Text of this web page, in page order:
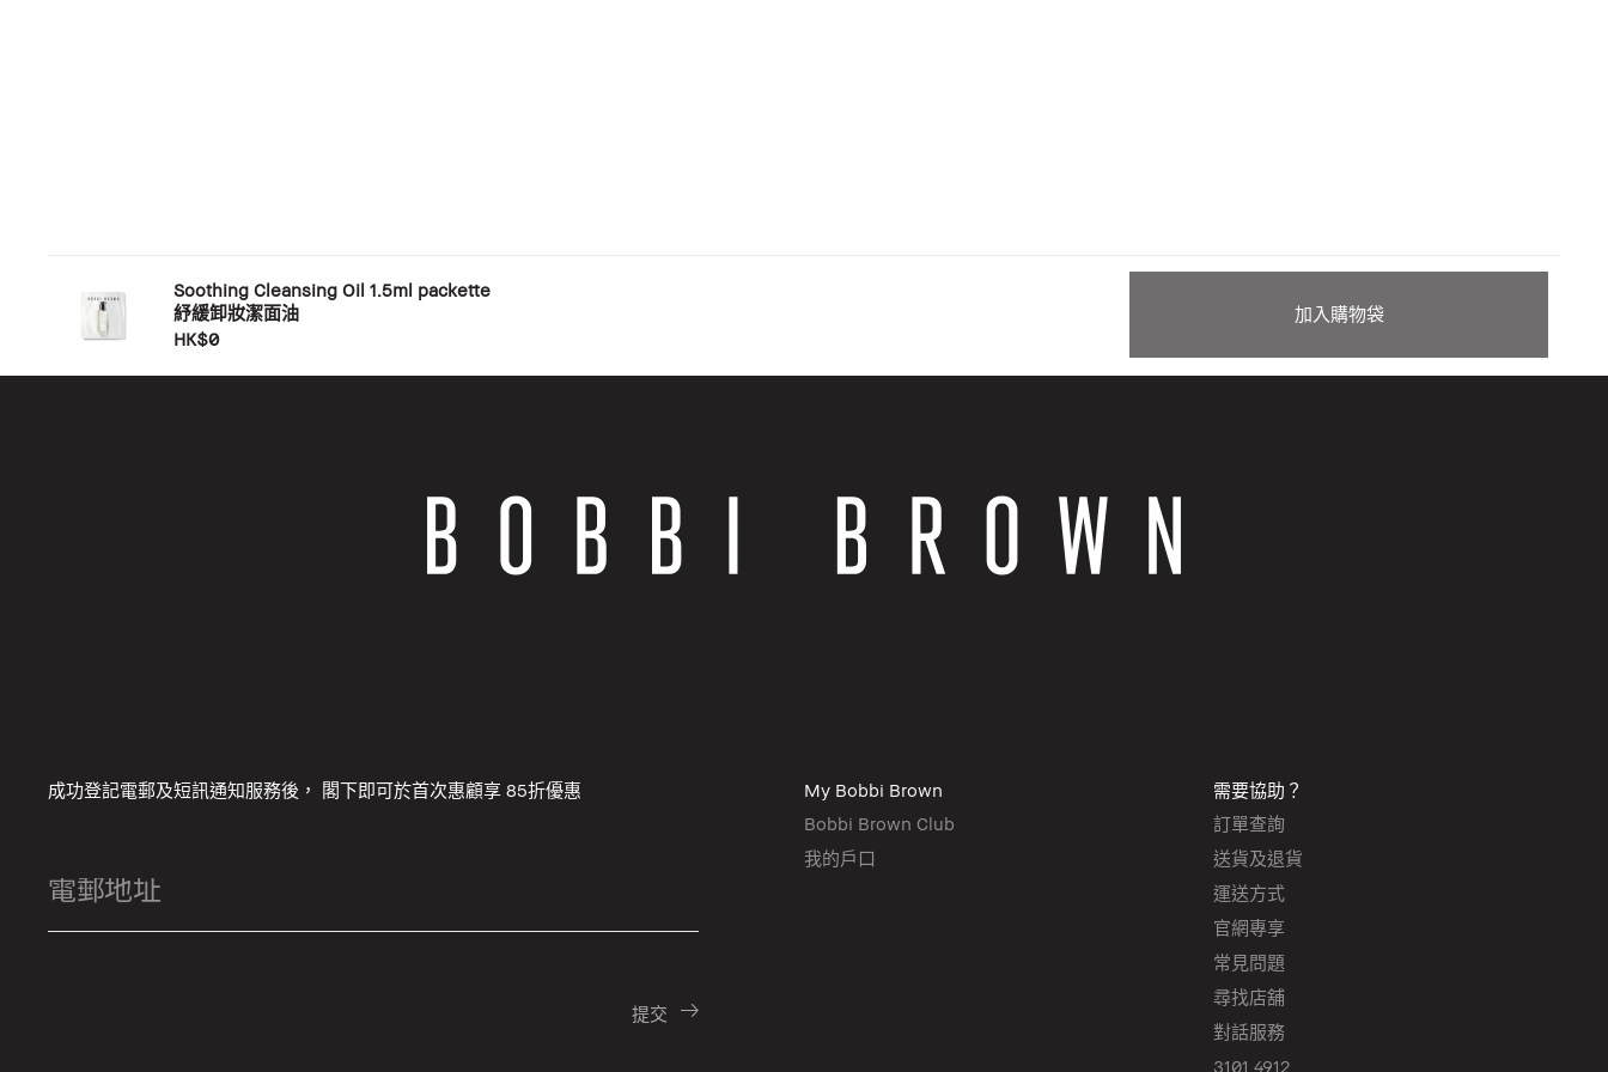
Soothing Cleansing Oil 1.5ml packette
紓緩卸妝潔面油
HK$0
加入購物袋
成功登記電郵及短訊通知服務後， 閣下即可於首次惠顧享 85折優惠
My Bobbi Brown
Bobbi Brown Club
我的戶口
需要協助？
訂單查詢
送貨及退貨
運送方式
官網專享
常見問題
尋找店舖
對話服務
3101 4912